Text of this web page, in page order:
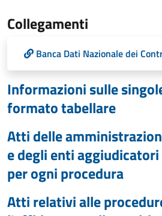
Collegamenti
Banca Dati Nazionale dei
Informazioni sulle
formato tabellare
Atti delle
e degli enti
per ogni procedura
Atti relativi alle